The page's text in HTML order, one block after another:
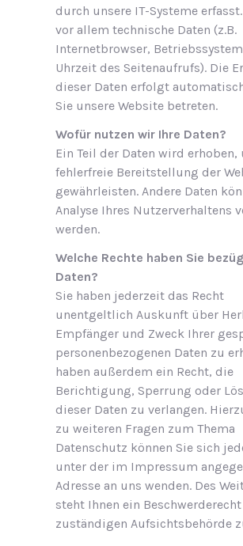
durch unsere IT-Systeme
vor allem technische Daten (z.B.
Internetbrowser,
Uhrzeit des Seitenaufrufs). Die
dieser Daten erfolgt
Sie unsere Website betreten.
Wofür nutzen wir Ihre Daten?
Ein Teil der Daten wird erhoben,
fehlerfreie Bereitstellung der
gewährleisten. Andere Daten
Analyse Ihres Nutzerverhaltens
werden.
Welche Rechte haben Sie
Daten?
Sie haben jederzeit das Recht
unentgeltlich Auskunft über
Empfänger und Zweck Ihrer
personenbezogenen Daten zu
haben außerdem ein Recht, die
Berichtigung, Sperrung oder
dieser Daten zu verlangen.
zu weiteren Fragen zum Thema
Datenschutz können Sie sich
unter der im Impressum
Adresse an uns wenden. Des
steht Ihnen ein
zuständigen Aufsichtsbehörde